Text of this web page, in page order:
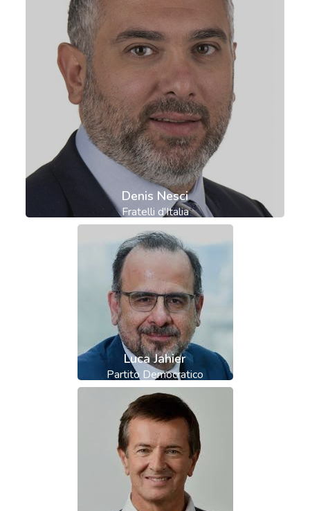
Denis Nesci
Fratelli d'Italia
Luca Jahier
Partito Democratico